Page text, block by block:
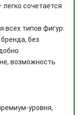
сочетается
всех типов фигур.
без
возможность